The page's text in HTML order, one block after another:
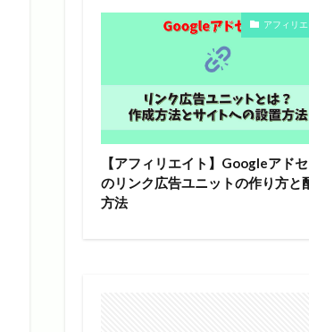
アフィリエ
【アフィリエイト】Googleアド
のリンク広告ユニットの作り方と
方法